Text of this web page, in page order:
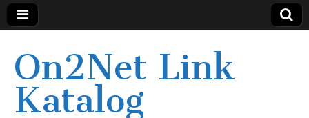
On2Net Link
Katalog